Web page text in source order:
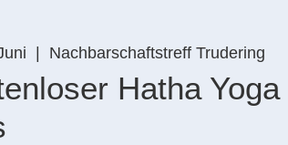
Nachbarschaftstreff Trudering
Hatha Yoga